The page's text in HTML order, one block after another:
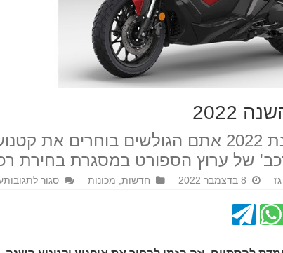
2022
בסיום שנת 2022 אתם הגולשים
של ערוץ הספורט במסגרת בחירת
8 בדצמבר 2022 חדשות מכונות סגור לתגובות